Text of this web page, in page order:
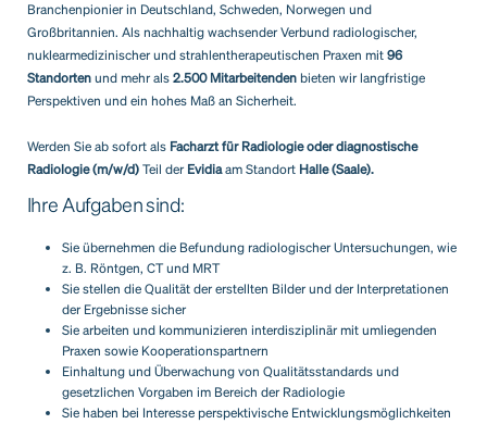
Branchenpionier in Deutschland, Schweden, Norwegen und
Großbritannien. Als nachhaltig wachsender Verbund radiologischer,
nuklearmedizinischer und strahlentherapeutischen Praxen mit 96
Standorten und mehr als 2.500 Mitarbeitenden bieten wir langfristige
Perspektiven und ein hohes Maß an Sicherheit.
Werden Sie ab sofort als Facharzt für Radiologie oder diagnostische
Radiologie (m/w/d) Teil der Evidiaam Standort Halle (Saale).
Ihre Aufgaben sind:
Sie übernehmen die Befundung radiologischer Untersuchungen, wie
z. B. Röntgen, CT und MRT
Sie stellen die Qualität der erstellten Bilder und der Interpretationen
der Ergebnisse sicher
Sie arbeiten und kommunizieren interdisziplinär mit umliegenden
Praxen sowie Kooperationspartnern
Einhaltung und Überwachung von Qualitätsstandards und
gesetzlichen Vorgaben im Bereich der Radiologie
Sie haben bei Interesse perspektivische Entwicklungsmöglichkeiten